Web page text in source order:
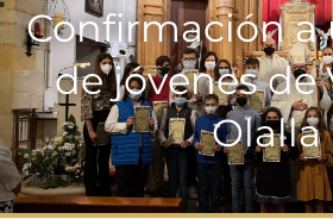
Confirmación
de jóvenes de
Olalla